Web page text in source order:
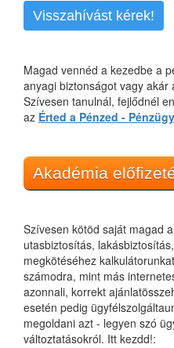
Visszahívást kérek!
Magad vennéd a kezedbe a
anyagi biztonságot vagy akár
Szívesen tanulnál, fejlődnél
az Érted a Pénzed -
Akadémia
Szívesen kötöd saját magad
utasbiztosítás,
megkötéséhez
számodra, mint más
azonnali, korrekt
esetén pedig
megoldani azt - legyen szó
változtatásokról. Itt kezdd!: